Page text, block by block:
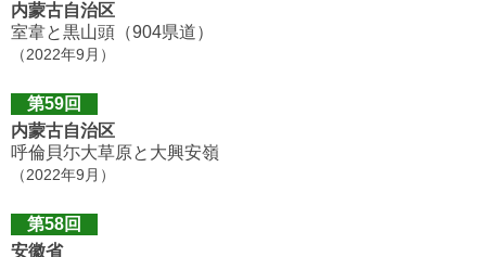
内蒙古自治区
室韋と黒山頭（904県道）
（2022年9月）
第59回
内蒙古自治区
呼倫貝尓大草原と大興安嶺
（2022年9月）
第58回
安徽省